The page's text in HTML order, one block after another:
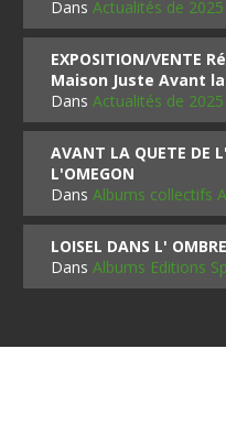
DansActualités de 2025
EXPOSITION/VENTE
Maison Juste Avant
DansActualités de 2025
AVANT LA QUETE DE
L'OMEGON
DansAlbums collectifs
LOISEL DANS L'
DansAlbums Editions